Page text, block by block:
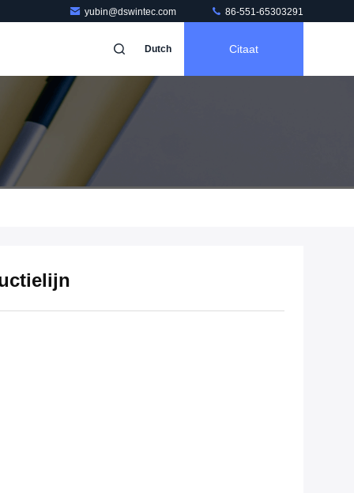
yubin@dswintec.com 86-551-65303291
Dutch Citaat